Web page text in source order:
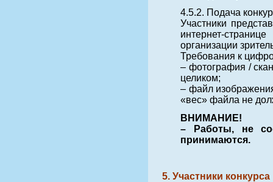
4.5.2. Подача
Участники
интернет-
организации
Требования к
– фотография /
целиком;
– файл
«вес» файла не
ВНИМАНИЕ!
– Работы, не
принимаются.
5. Участники конкурса